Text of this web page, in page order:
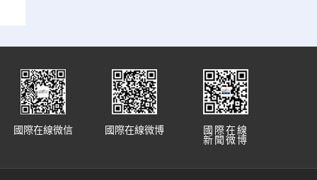
國際在線
新聞微博
國際在線微博
國際在線微信